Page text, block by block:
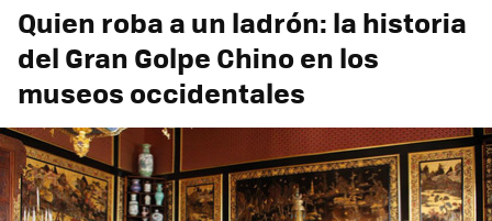
Quien roba a un ladrón: la historia
del Gran Golpe Chino en los
museos occidentales